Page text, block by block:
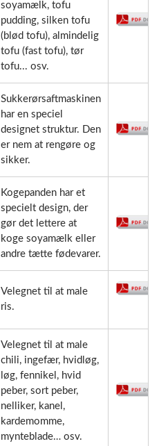
soyamælk, tofu
pudding, silken tofu
(blød tofu), almindelig
tofu (fast tofu), tør
tofu... osv.
Sukkerørsaftmaskinen
har en speciel
designet struktur. Den
er nem at rengøre og
sikker.
Kogepanden har et
specielt design, der
gør det lettere at
koge soyamælk eller
andre tætte fødevarer.
Velegnet til at male
ris.
Velegnet til at male
chili, ingefær, hvidløg,
løg, fennikel, hvid
peber, sort peber,
nelliker, kanel,
kardemomme,
mynteblade… osv.